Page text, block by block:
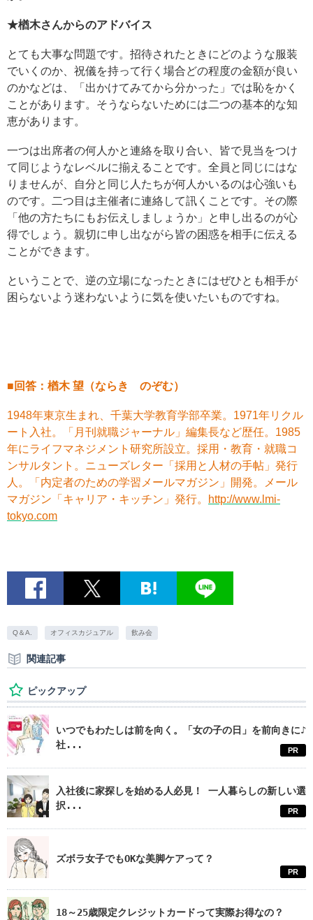
★楢木さんからのアドバイス
とても大事な問題です。招待されたときにどのような服装
でいくのか、祝儀を持って行く場合どの程度の金額が良い
のかなどは、「出かけてみてから分かった」では恥をかく
ことがあります。そうならないためには二つの基本的な知
恵があります。
一つは出席者の何人かと連絡を取り合い、皆で見当をつけ
て同じようなレベルに揃えることです。全員と同じにはな
りませんが、自分と同じ人たちが何人かいるのは心強いも
のです。二つ目は主催者に連絡して訊くことです。その際
「他の方たちにもお伝えしましょうか」と申し出るのが心
得でしょう。親切に申し出ながら皆の困惑を相手に伝える
ことができます。
ということで、逆の立場になったときにはぜひとも相手が
困らないよう迷わないように気を使いたいものですね。
■回答：楢木 望（ならき のぞむ）
1948年東京生まれ、千葉大学教育学部卒業。1971年リクル
ート入社。「月刊就職ジャーナル」編集長など歴任。1985
年にライフマネジメント研究所設立。採用・教育・就職コ
ンサルタント。ニューズレター「採用と人材の手帖」発行
人。「内定者のための学習メールマガジン」開発。メール
マガジン「キャリア・キッチン」発行。
http://www.lmi-
tokyo.com
Q＆A. オフィスカジュアル 飲み会
関連記事
ピックアップ
いつでもわたしは前を向く。「女の子の日」を前向きに♪
社...
PR
入社後に家探しを始める人必見！ 一人暮らしの新しい選
択...
PR
ズボラ女子でもOKな美脚ケアって？
PR
18～25歳限定クレジットカードって実際お得なの？